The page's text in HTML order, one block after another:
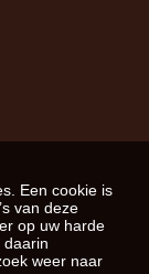
Een cookie is
van deze
op uw harde
daarin
weer naar